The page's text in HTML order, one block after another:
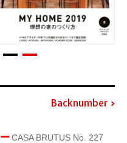
Backnumber
CASA BRUTUS No. 227